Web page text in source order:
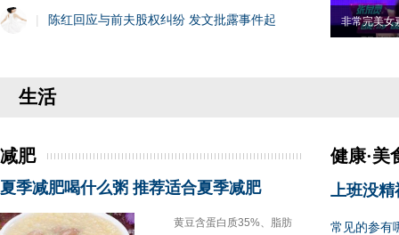
| 陈红回应与前夫股权纠纷 发文批露事件起 非常完美女
生活
减肥
夏季减肥喝什么粥 推荐适合夏季减肥
黄豆含蛋白质35%、脂肪
健康·美
上班没精
常见的参有